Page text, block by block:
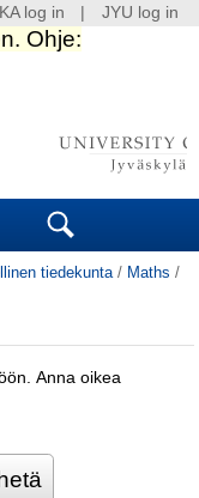
Search
tiedekunta / Maths /
Anna oikea
log in JYU log in